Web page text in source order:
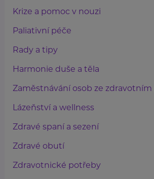
Krize a pomoc v nouzi
Paliativní péče
Rady a tipy
Harmonie duše a těla
Zaměstnávání osob ze
Lázeňství a wellness
Zdravé spaní a sezení
Zdravé obutí
Zdravotnické potřeby